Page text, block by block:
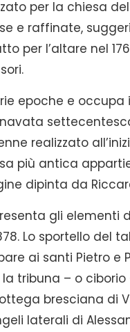
per la chiesa
e raffinate,
per l’altare nel
epoche e occupa
realizzato
più antica
dipinta da
gli elementi
Lo sportello del
ai santi Pietro e
tribuna – o
bresciana di
laterali di